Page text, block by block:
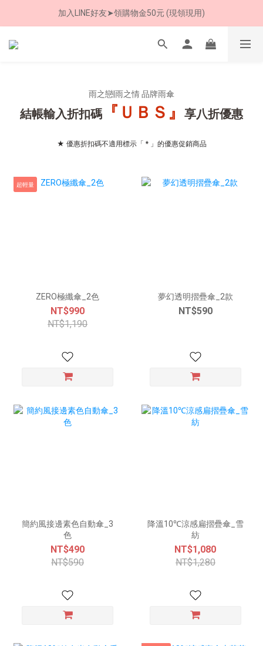
加入LINE好友➤領購物金50元 (現領現用)
7/30-8/24 全館買就送 雨傘收納袋(乙個)
雨之戀|雨之情 品牌雨傘
結帳輸入折扣碼 『ＵＢＳ』 享八折優惠
★ 優惠折扣碼不適用標示「 * 」的優惠促銷商品
超輕量
ZERO極纖傘_2色
NT$990
NT$1,190
夢幻透明摺疊傘_2款
NT$590
簡約風接邊素色自動傘_3
色
NT$490
NT$590
降溫10℃涼感扁摺疊傘_雪
紡
NT$1,080
NT$1,280